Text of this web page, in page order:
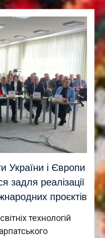
України і Європи
задля реалізації
проєктів
технологій